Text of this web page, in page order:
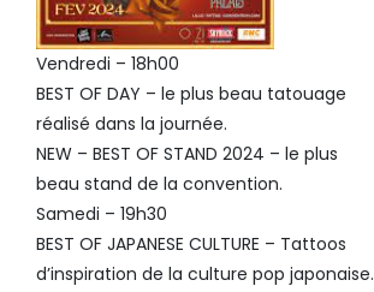
Vendredi – 18h00
BEST OF DAY – le plus beau tatouage
réalisé dans la journée.
NEW – BEST OF STAND 2024 – le plus
beau stand de la convention.
Samedi – 19h30
BEST OF JAPANESE CULTURE – Tattoos
d’inspiration de la culture pop japonaise.